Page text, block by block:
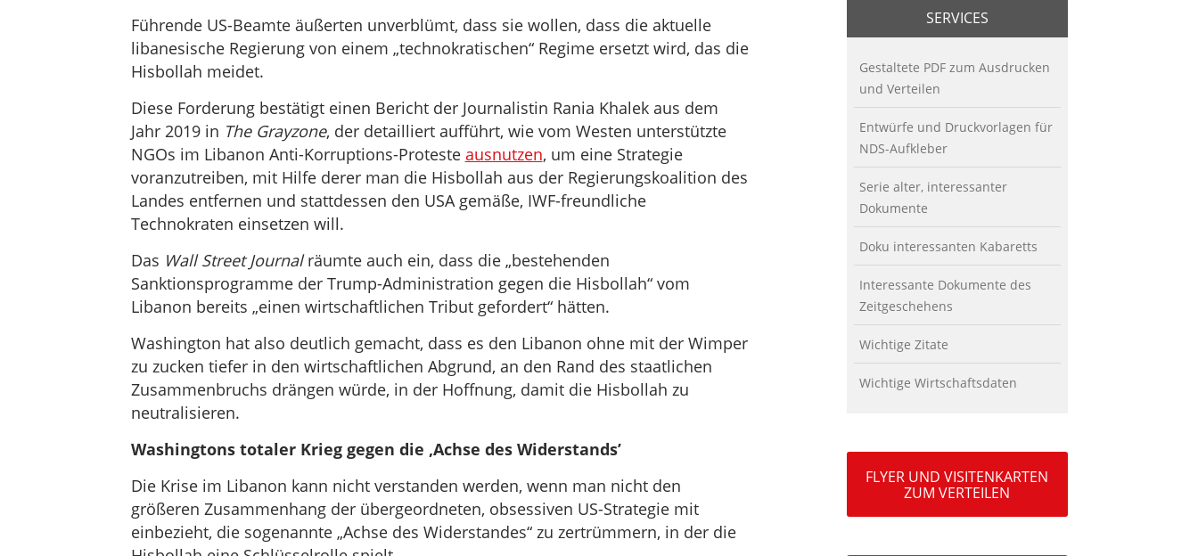
Führende US-Beamte äußerten unverblümt, dass sie wollen, dass die aktuelle
libanesische Regierung von einem „technokratischen“ Regime ersetzt wird, das die
Hisbollah meidet.
Diese Forderung bestätigt einen Bericht der Journalistin Rania Khalek aus dem
Jahr 2019 in The Grayzone, der detailliert aufführt, wie vom Westen unterstützte
NGOs im Libanon Anti-Korruptions-Proteste ausnutzen, um eine Strategie
voranzutreiben, mit Hilfe derer man die Hisbollah aus der Regierungskoalition des
Landes entfernen und stattdessen den USA gemäße, IWF-freundliche
Technokraten einsetzen will.
Das Wall Street Journalräumte auch ein, dass die „bestehenden
Sanktionsprogramme der Trump-Administration gegen die Hisbollah“ vom
Libanon bereits „einen wirtschaftlichen Tribut gefordert“ hätten.
Washington hat also deutlich gemacht, dass es den Libanon ohne mit der Wimper
zu zucken tiefer in den wirtschaftlichen Abgrund, an den Rand des staatlichen
Zusammenbruchs drängen würde, in der Hoffnung, damit die Hisbollah zu
neutralisieren.
Washingtons totaler Krieg gegen die ‚Achse des Widerstands’
Die Krise im Libanon kann nicht verstanden werden, wenn man nicht den
größeren Zusammenhang der übergeordneten, obsessiven US-Strategie mit
einbezieht, die sogenannte „Achse des Widerstandes“ zu zertrümmern, in der die
SERVICES
Gestaltete PDF zum Ausdrucken
und Verteilen
Entwürfe und Druckvorlagen für
NDS-Aufkleber
Serie alter, interessanter
Dokumente
Doku interessanten Kabaretts
Interessante Dokumente des
Zeitgeschehens
Wichtige Zitate
Wichtige Wirtschaftsdaten
FLYER UND VISITENKARTEN
ZUM VERTEILEN